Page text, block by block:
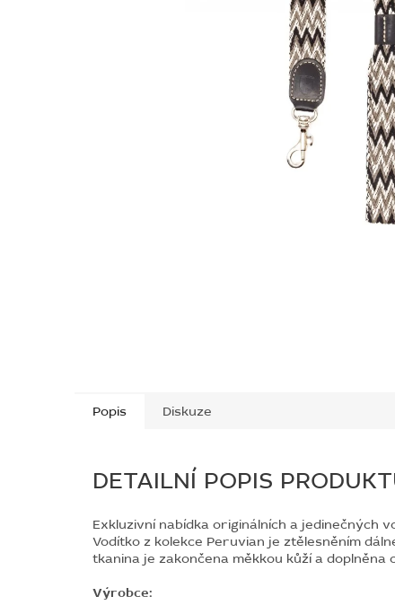
Popis Diskuze
DETAILNÍ POPIS
Exkluzivní nabídka originálních a jedinečných
Vodítko z kolekce Peruvian je ztělesněním
tkanina je zakončena měkkou kůží a
Výrobce: